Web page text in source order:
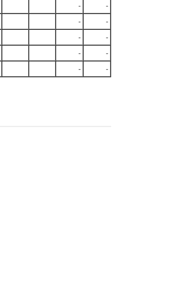
-
-
-
-
-
-
-
-
- -